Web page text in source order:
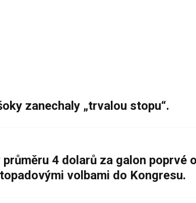
zanechaly „trvalou stopu“.
průměru 4 dolarů za galon
volbami do Kongresu.